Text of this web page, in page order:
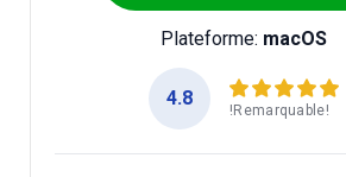
Plateforme: macOS
4.8
!Remarquable!